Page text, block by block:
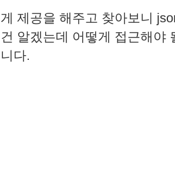
제공을 해주고 찾아보니
알겠는데 어떻게 접근해야
다.